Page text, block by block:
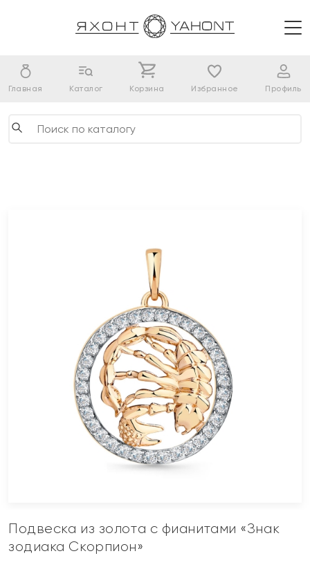
Главная Каталог Корзина Избранное Профиль
Подвеска из золота с фианитами «Знак
зодиака Скорпион»